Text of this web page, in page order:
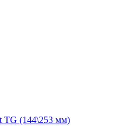
TG (144\253 мм)